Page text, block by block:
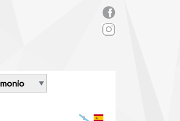
rs_facebook.png